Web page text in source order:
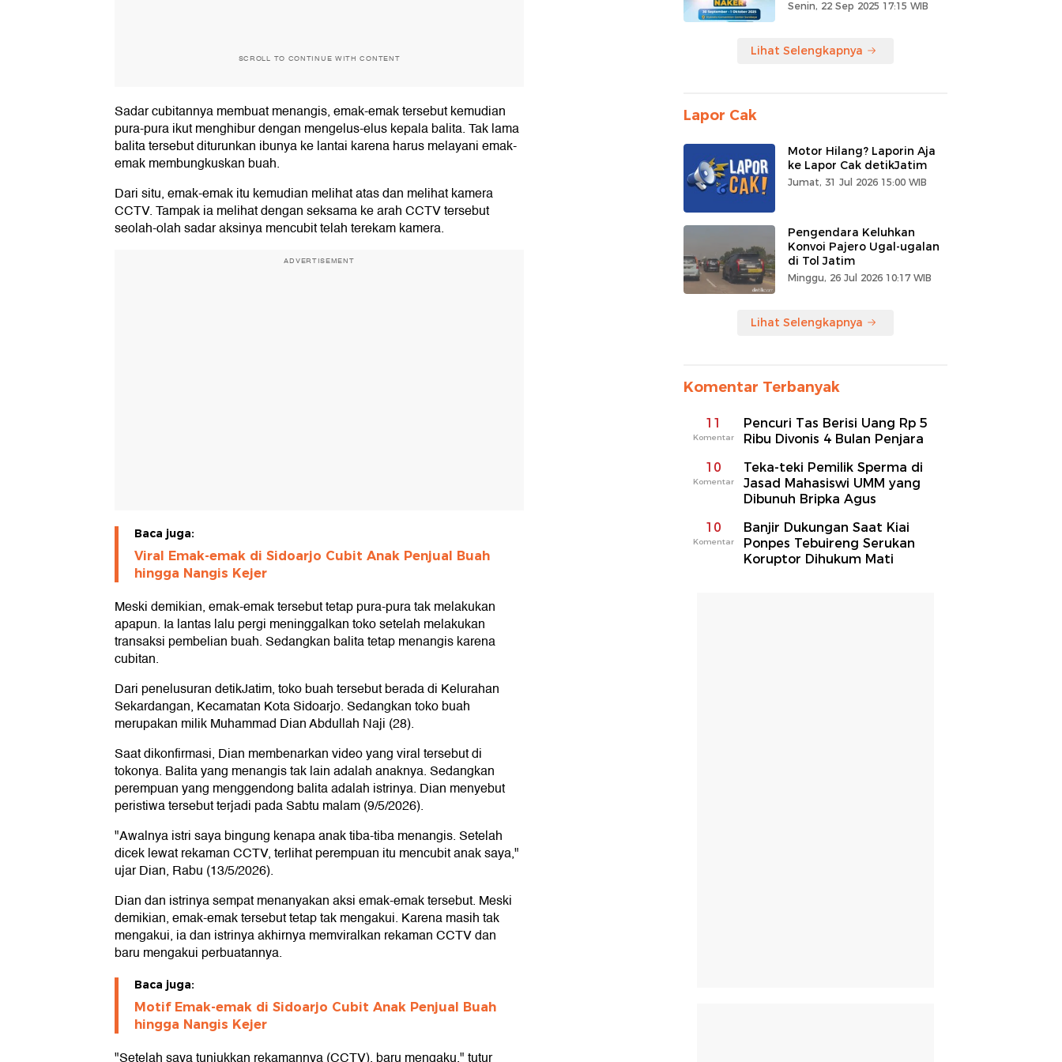
SCROLL TO CONTINUE WITH CONTENT
Sadar cubitannya membuat menangis, emak-emak tersebut kemudian
pura-pura ikut menghibur dengan mengelus-elus kepala balita. Tak lama
balita tersebut diturunkan ibunya ke lantai karena harus melayani emak-
emak membungkuskan buah.
Dari situ, emak-emak itu kemudian melihat atas dan melihat kamera
CCTV. Tampak ia melihat dengan seksama ke arah CCTV tersebut
seolah-olah sadar aksinya mencubit telah terekam kamera.
ADVERTISEMENT
Baca juga:
Viral Emak-emak di Sidoarjo Cubit Anak Penjual Buah
hingga Nangis Kejer
Meski demikian, emak-emak tersebut tetap pura-pura tak melakukan
apapun. Ia lantas lalu pergi meninggalkan toko setelah melakukan
transaksi pembelian buah. Sedangkan balita tetap menangis karena
cubitan.
Dari penelusuran detikJatim, toko buah tersebut berada di Kelurahan
Sekardangan, Kecamatan Kota Sidoarjo. Sedangkan toko buah
merupakan milik Muhammad Dian Abdullah Naji (28).
Saat dikonfirmasi, Dian membenarkan video yang viral tersebut di
tokonya. Balita yang menangis tak lain adalah anaknya. Sedangkan
perempuan yang menggendong balita adalah istrinya. Dian menyebut
peristiwa tersebut terjadi pada Sabtu malam (9/5/2026).
"Awalnya istri saya bingung kenapa anak tiba-tiba menangis. Setelah
dicek lewat rekaman CCTV, terlihat perempuan itu mencubit anak saya,"
ujar Dian, Rabu (13/5/2026).
Dian dan istrinya sempat menanyakan aksi emak-emak tersebut. Meski
demikian, emak-emak tersebut tetap tak mengakui. Karena masih tak
mengakui, ia dan istrinya akhirnya memviralkan rekaman CCTV dan
baru mengakui perbuatannya.
Baca juga:
Motif Emak-emak di Sidoarjo Cubit Anak Penjual Buah
hingga Nangis Kejer
Senin, 22 Sep 2025 17:15 WIB
Lihat Selengkapnya
Lapor Cak
Motor Hilang? Laporin Aja
ke Lapor Cak detikJatim
Jumat, 31 Jul 2026 15:00 WIB
Pengendara Keluhkan
Konvoi Pajero Ugal-ugalan
di Tol Jatim
Minggu, 26 Jul 2026 10:17 WIB
Lihat Selengkapnya
Komentar Terbanyak
11
Komentar
Pencuri Tas Berisi Uang Rp 5
Ribu Divonis 4 Bulan Penjara
10
Komentar
Teka-teki Pemilik Sperma di
Jasad Mahasiswi UMM yang
Dibunuh Bripka Agus
10
Komentar
Banjir Dukungan Saat Kiai
Ponpes Tebuireng Serukan
Koruptor Dihukum Mati